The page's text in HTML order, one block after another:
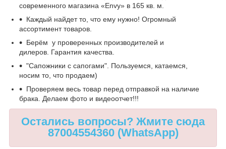
современного магазина «Envy» в 165 кв. м.
Каждый найдет то, что ему нужно! Огромный
ассортимент товаров.
Берём у проверенных производителей и
дилеров. Гарантия качества.
"Сапожники с сапогами". Пользуемся, катаемся,
носим то, что продаем)
Проверяем весь товар перед отправкой на наличие
брака. Делаем фото и видеоотчет!!!
Остались вопросы? Жмите сюда
87004554360 (WhatsApp)